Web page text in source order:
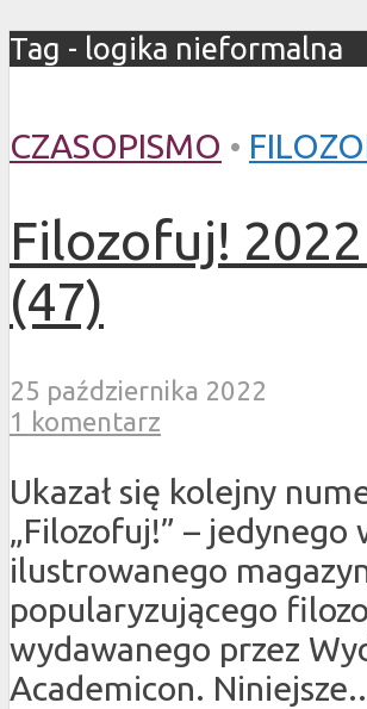
Tag - logika nieformalna
CZASOPISMO •
Filozofuj!
(47)
25 października 2022
1 komentarz
Ukazał się kolejny
„Filozofuj!” – jedynego
ilustrowanego
popularyzującego
wydawanego przez
Academicon.